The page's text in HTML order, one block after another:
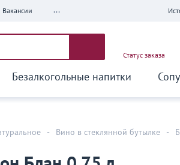
Вакансии ...
Статус заказа
Безалкогольные напитки
- Вино в стеклянной бутылке -